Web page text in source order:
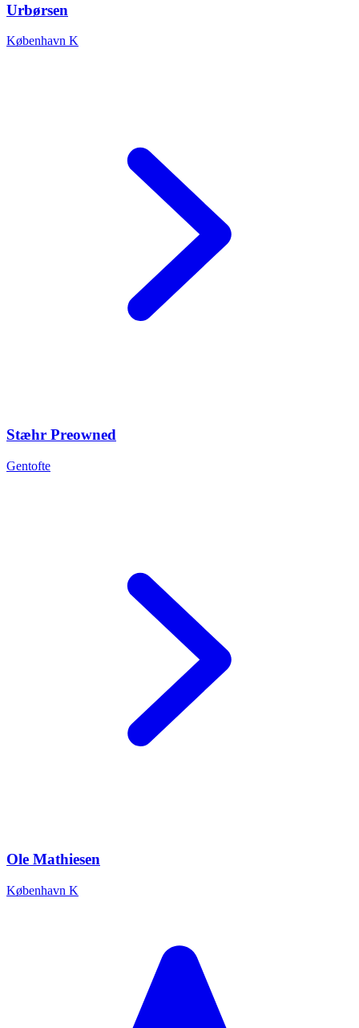
Urbørsen
København K
Stæhr Preowned
Gentofte
Ole Mathiesen
København K